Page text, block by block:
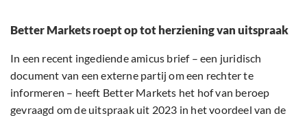
Better Markets roept op tot herziening van uitspraak
In een recent ingediende amicus brief – een juridisch
document van een externe partij om een rechter te
informeren – heeft Better Markets het hof van beroep
gevraagd om de uitspraak uit 2023 in het voordeel van de